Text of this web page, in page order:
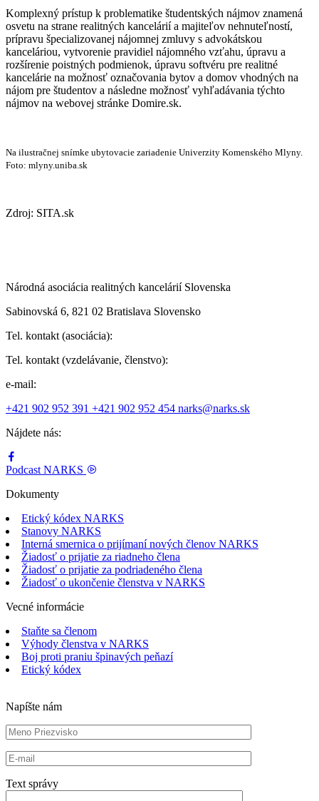
Komplexný prístup k problematike študentských nájmov znamená
osvetu na strane realitných kancelárií a majiteľov nehnuteľností,
prípravu špecializovanej nájomnej zmluvy s advokátskou
kanceláriou, vytvorenie pravidiel nájomného vzťahu, úpravu a
rozšírenie poistných podmienok, úpravu softvéru pre realitné
kancelárie na možnosť označovania bytov a domov vhodných na
nájom pre študentov a následne možnosť vyhľadávania týchto
nájmov na webovej stránke Domire.sk.
Na ilustračnej snímke ubytovacie zariadenie Univerzity Komenského Mlyny.
Foto: mlyny.uniba.sk
Zdroj: SITA.sk
Národná asociácia realitných kancelárií Slovenska
Sabinovská 6, 821 02 Bratislava Slovensko
Tel. kontakt (asociácia):
Tel. kontakt (vzdelávanie, členstvo):
e-mail:
+421 902 952 391 +421 902 952 454 narks@narks.sk
Nájdete nás:
Podcast NARKS
Dokumenty
Etický kódex NARKS
Stanovy NARKS
Interná smernica o prijímaní nových členov NARKS
Žiadosť o prijatie za riadneho člena
Žiadosť o prijatie za podriadeného člena
Žiadosť o ukončenie členstva v NARKS
Vecné informácie
Staňte sa členom
Výhody členstva v NARKS
Boj proti praniu špinavých peňazí
Etický kódex
Napíšte nám
Text správy